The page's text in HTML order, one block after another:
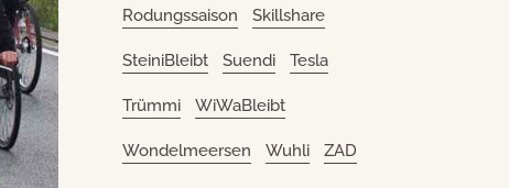
Rodungssaison Skillshare
SteiniBleibt Suendi Tesla
Trümmi WiWaBleibt
Wondelmeersen Wuhli ZAD